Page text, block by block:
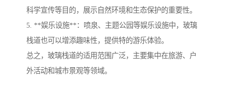
科学宣传等目的，展示自然环境和生态保护的重要性。
5. **娱乐设施**：喷泉、主题公园等娱乐设施中，玻璃
栈道也可以增添趣味性，提供特的游乐体验。
总之，玻璃栈道的适用范围广泛，主要集中在旅游、户
外活动和城市景观等领域。